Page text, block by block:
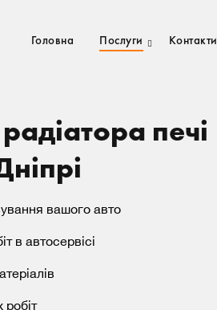
Головна Послуги Контакти
печі
вашого авто
в автосервісі